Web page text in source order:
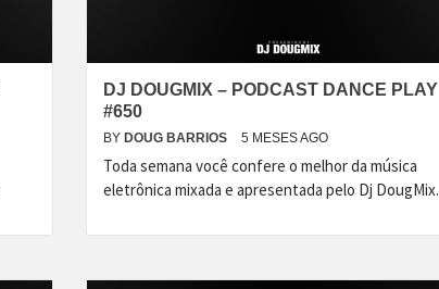
DJ DOUGMIX – PODCAST DANCE PLAY
#650
BY DOUG BARRIOS 5 MESES AGO
Toda semana você confere o melhor da música
eletrônica mixada e apresentada pelo Dj DougMix.